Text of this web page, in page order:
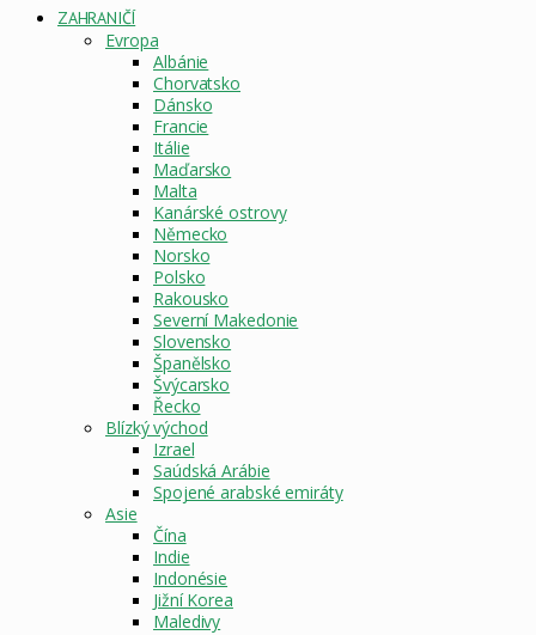
STRÁNKA
ZAHRANIČÍ
Evropa
Albánie
Chorvatsko
Dánsko
Francie
Itálie
Maďarsko
Malta
Kanárské ostrovy
Německo
Norsko
Polsko
Rakousko
Severní Makedonie
Slovensko
Španělsko
Švýcarsko
Řecko
Blízký východ
Izrael
Saúdská Arábie
Spojené arabské emiráty
Asie
Čína
Indie
Indonésie
Jižní Korea
Maledivy